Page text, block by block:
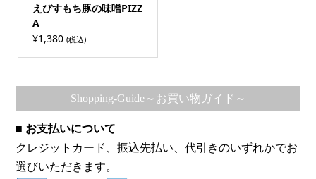
えびすもち豚の味噌PIZZ
A
¥1,380 (税込)
Shopping-Guide～お買い物ガイド～
■ お支払いについて
クレジットカード、振込先払い、代引きのいずれかでお
選びいただきます。